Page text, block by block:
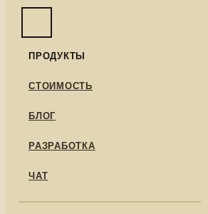
ПРОДУКТЫ
СТОИМОСТЬ
БЛОГ
РАЗРАБОТКА
ЧАТ